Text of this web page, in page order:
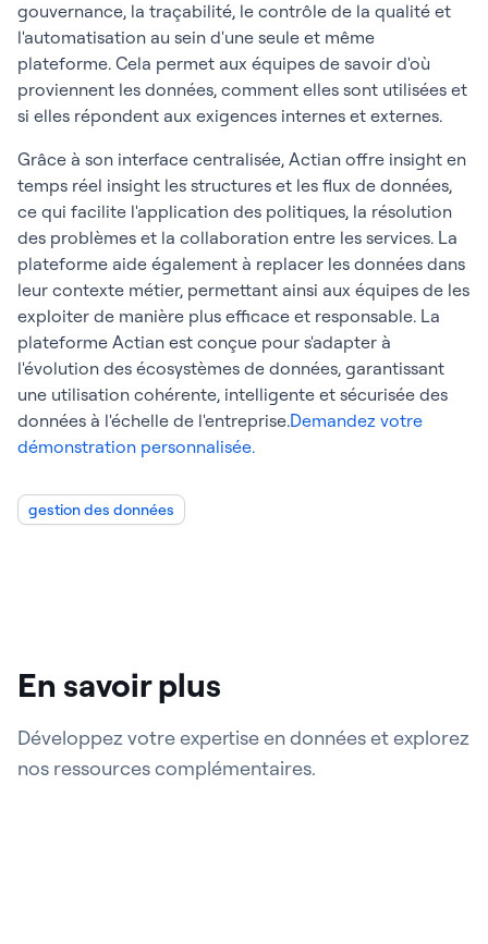
gouvernance, la traçabilité, le contrôle de la qualité et
l'automatisation au sein d'une seule et même
plateforme. Cela permet aux équipes de savoir d'où
proviennent les données, comment elles sont utilisées et
si elles répondent aux exigences internes et externes.
Grâce à son interface centralisée, Actian offre insight en
temps réel insight les structures et les flux de données,
ce qui facilite l'application des politiques, la résolution
des problèmes et la collaboration entre les services. La
plateforme aide également à replacer les données dans
leur contexte métier, permettant ainsi aux équipes de les
exploiter de manière plus efficace et responsable. La
plateforme Actian est conçue pour s'adapter à
l'évolution des écosystèmes de données, garantissant
une utilisation cohérente, intelligente et sécurisée des
données à l'échelle de l'entreprise.Demandez votre
démonstration personnalisée.
gestion des données
En savoir plus
Développez votre expertise en données et explorez
nos ressources complémentaires.